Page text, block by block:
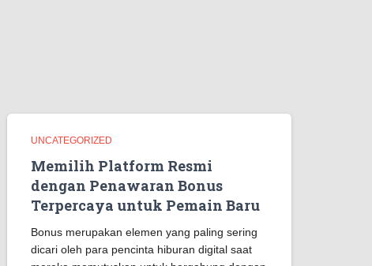
UNCATEGORIZED
Memilih Platform Resmi
dengan Penawaran Bonus
Terpercaya untuk Pemain Baru
Bonus merupakan elemen yang paling sering
dicari oleh para pencinta hiburan digital saat